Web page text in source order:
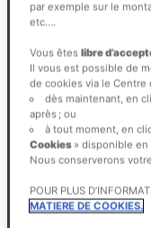
par exemple sur le
etc….
Vous êteslibre
Il vous est possible de
de cookies via le Centre
dès maintenant, en
après ; ou
à tout moment, en
Cookies » disponible en
Nous conserverons
POUR PLUS
MATIERE DE COOKIES.